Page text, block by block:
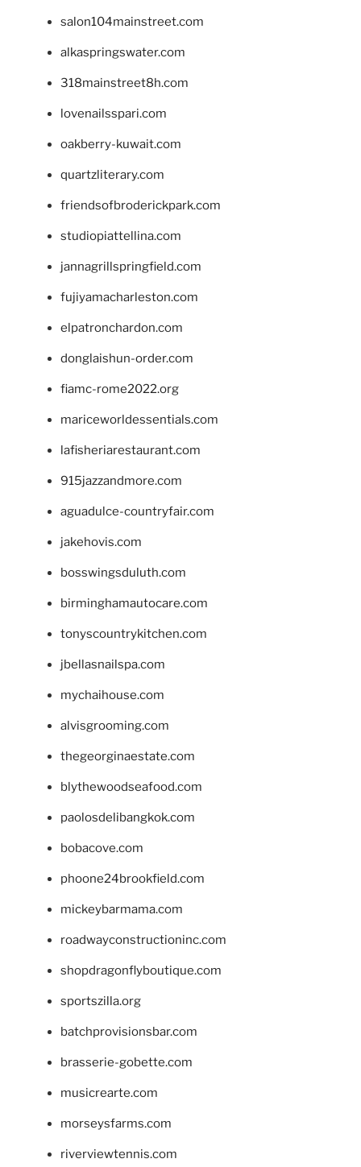
salon104mainstreet.com
alkaspringswater.com
318mainstreet8h.com
lovenailsspari.com
oakberry-kuwait.com
quartzliterary.com
friendsofbroderickpark.com
studiopiattellina.com
jannagrillspringfield.com
fujiyamacharleston.com
elpatronchardon.com
donglaishun-order.com
fiamc-rome2022.org
mariceworldessentials.com
lafisheriarestaurant.com
915jazzandmore.com
aguadulce-countryfair.com
jakehovis.com
bosswingsduluth.com
birminghamautocare.com
tonyscountrykitchen.com
jbellasnailspa.com
mychaihouse.com
alvisgrooming.com
thegeorginaestate.com
blythewoodseafood.com
paolosdelibangkok.com
bobacove.com
phoone24brookfield.com
mickeybarmama.com
roadwayconstructioninc.com
shopdragonflyboutique.com
sportszilla.org
batchprovisionsbar.com
brasserie-gobette.com
musicrearte.com
morseysfarms.com
riverviewtennis.com